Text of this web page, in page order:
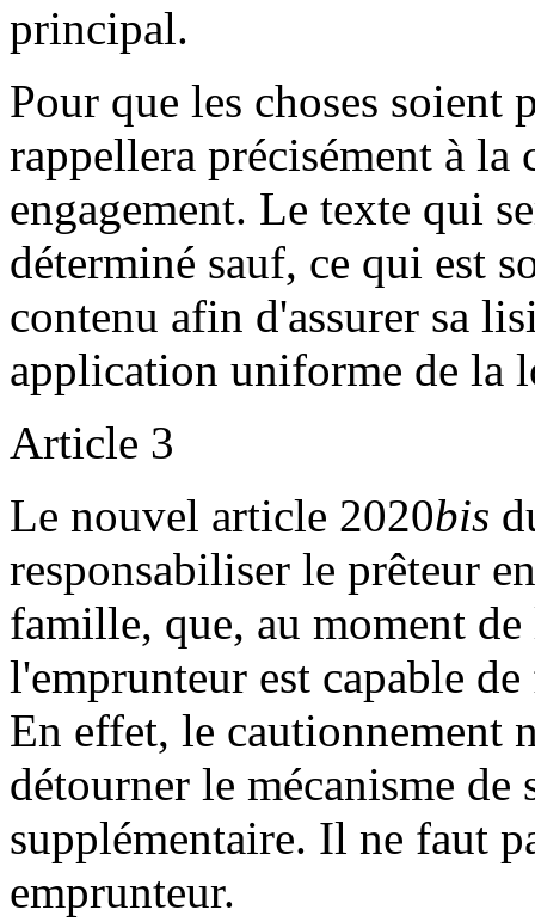
principal.
Pour que les choses soient
rappellera précisément à la
engagement. Le texte qui
déterminé sauf, ce qui est
contenu afin d'assurer sa
application uniforme de la
Article 3
Le nouvel article 2020bis
responsabiliser le prêteur
famille, que, au moment
l'emprunteur est capable
En effet, le cautionnement
détourner le mécanisme
supplémentaire. Il ne faut
emprunteur.